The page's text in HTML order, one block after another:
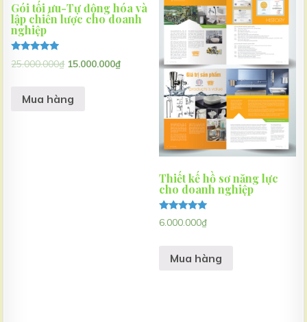
Gói tối ưu-Tự động hóa và
lập chiến lược cho doanh
nghiệp
Được xếp
hạng
25.000.000₫ 15.000.000₫
Mua hàng
Thiết kế hồ sơ năng lực
cho doanh nghiệp
Được xếp
hạng
6.000.000₫
Mua hàng